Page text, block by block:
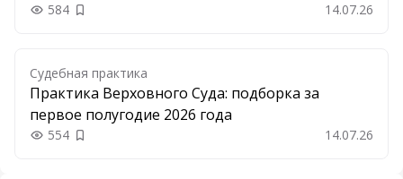
584 Добавить в закладки 14.07.26
Судебная практика
Практика Верховного Суда: подборка за
первое полугодие 2026 года
554 Добавить в закладки 14.07.26